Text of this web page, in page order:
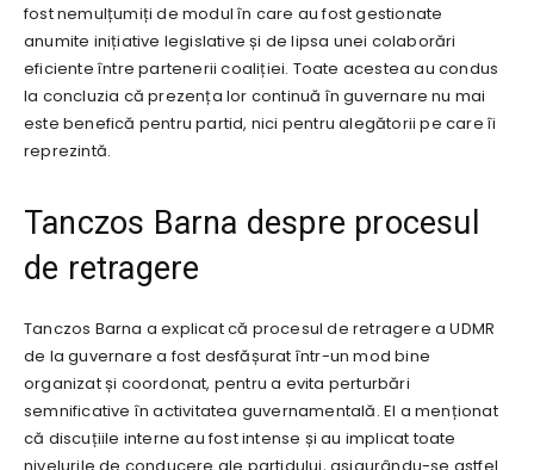
fost nemulțumiți de modul în care au fost gestionate
anumite inițiative legislative și de lipsa unei colaborări
eficiente între partenerii coaliției. Toate acestea au condus
la concluzia că prezența lor continuă în guvernare nu mai
este benefică pentru partid, nici pentru alegătorii pe care îi
reprezintă.
Tanczos Barna despre procesul
de retragere
Tanczos Barna a explicat că procesul de retragere a UDMR
de la guvernare a fost desfășurat într-un mod bine
organizat și coordonat, pentru a evita perturbări
semnificative în activitatea guvernamentală. El a menționat
că discuțiile interne au fost intense și au implicat toate
nivelurile de conducere ale partidului, asigurându-se astfel